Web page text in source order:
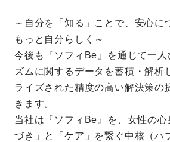
～自分を「知る」ことで、安心に
もっと自分らしく～
今後も『ソフィBe』を通じて一人
ズムに関するデータを蓄積・解析
ライズされた精度の高い解決策の
きます。
当社は『ソフィBe』を、女性の
づき」と「ケア」を繋ぐ中核（ハ